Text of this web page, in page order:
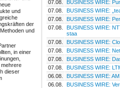
und
der
und
in einer
mehrere
dieser
07.08.
BUSINESS WIRE:
07.08.
BUSINESS WIRE:
07.08.
BUSINESS WIRE:
07.08.
BUSINESS WIRE:
staa
07.08.
BUSINESS WIRE:
07.08.
BUSINESS WIRE:
07.08.
BUSINESS WIRE:
07.08.
BUSINESS WIRE:
06.08.
BUSINESS WIRE:
06.08.
BUSINESS WIRE: